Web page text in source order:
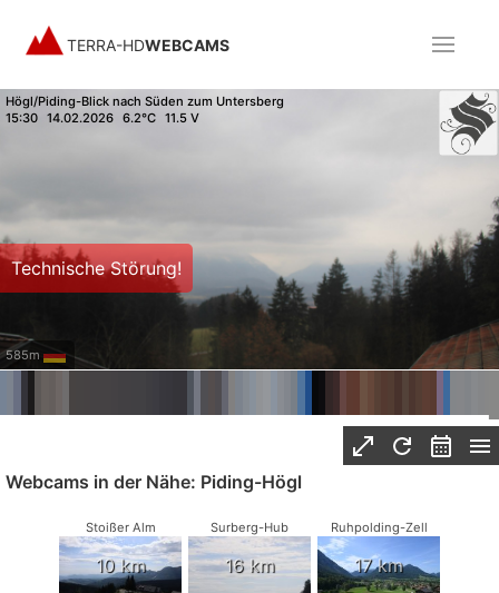
TERRA-HDWEBCAMS
Högl/Piding-Blick nach Süden zum Untersberg
15:30 14.02.2026 6.2°C 11.5 V
Technische Störung!
585m
Webcams in der Nähe: Piding-Högl
Stoißer Alm
10 km
Surberg-Hub
16 km
Ruhpolding-Zell
17 km